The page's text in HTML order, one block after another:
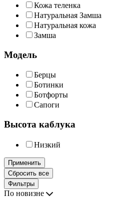
Кожа теленка
Натуральная Замша
Натуральная кожа
Замша
Модель
Берцы
Ботинки
Ботфорты
Сапоги
Высота каблука
Низкий
Применить
Сбросить все
Фильтры
По новизне